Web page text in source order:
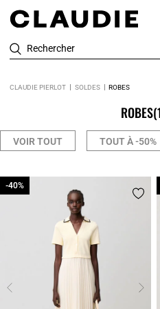
Rechercher
CLAUDIE PIERLOT SOLDES ROBES
ROBES
VOIR TOUT TOUT À -50%
-40%
-40%